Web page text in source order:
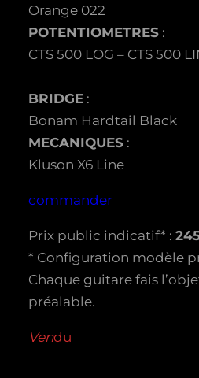
Orange 022
POTENTIOMETRES :
CTS 500 LOG – CTS 500
BRIDGE :
Bonam Hardtail Black
MECANIQUES :
Kluson X6 Line
commander
Prix public indicatif* :
* Configuration modèle
Chaque guitare fais
préalable.
Vendu